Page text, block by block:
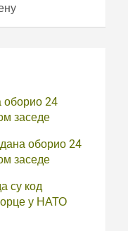
оборио 24
заседе
оборио 24
заседе
су код
у НАТО